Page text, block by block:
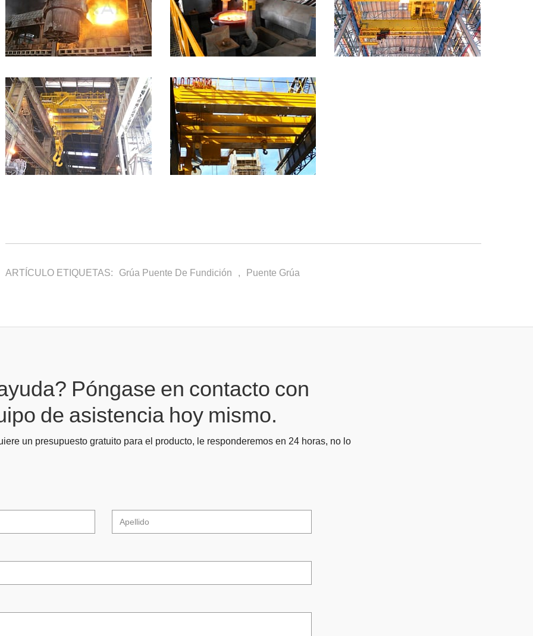
ARTÍCULO ETIQUETAS: Grúa Puente De Fundición , Puente Grúa
Póngase en contacto con
de asistencia hoy mismo.
un presupuesto gratuito para el producto, le responderemos en 24 horas, no lo